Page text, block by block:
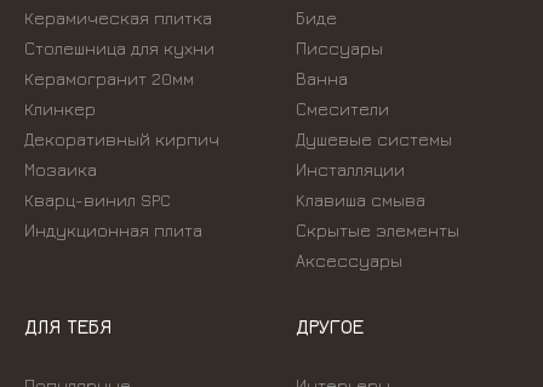
Керамическая плитка
Столешница для кухни
Керамогранит 20мм
Клинкер
Декоративный кирпич
Мозаика
Кварц-винил SPC
Индукционная плита
Биде
Писсуары
Ванна
Смесители
Душевые системы
Инсталляции
Kлавиша смыва
Скрытые элементы
Аксессуары
ДЛЯ ТЕБЯ ДРУГОЕ